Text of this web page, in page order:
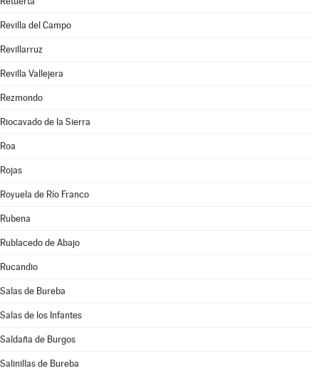
Revilla del Campo
Revillarruz
Revilla Vallejera
Rezmondo
Riocavado de la Sierra
Roa
Rojas
Royuela de Río Franco
Rubena
Rublacedo de Abajo
Rucandio
Salas de Bureba
Salas de los Infantes
Saldaña de Burgos
Salinillas de Bureba